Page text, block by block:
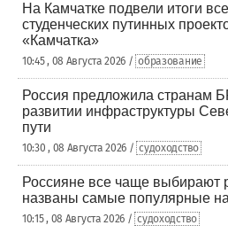
На Камчатке подвели итоги
студенческих путинных
«Камчатка»
10:45 , 08 Августа 2026 / образование
Россия предложила странам
развитии инфраструктуры
пути
10:30 , 08 Августа 2026 / судоходство
Россияне все чаще выбирают
названы самые популярные
10:15 , 08 Августа 2026 / судоходство